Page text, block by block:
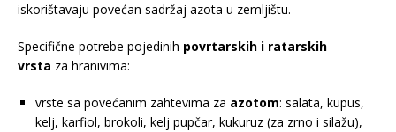
iskorištavaju povećan sadržaj azota u zemljištu.
Specifične potrebe pojedinih povrtarskih i ratarskih
vrsta za hranivima:
vrste sa povećanim zahtevima za azotom: salata, kupus,
kelj, karfiol, brokoli, kelj pupčar, kukuruz (za zrno i silažu),